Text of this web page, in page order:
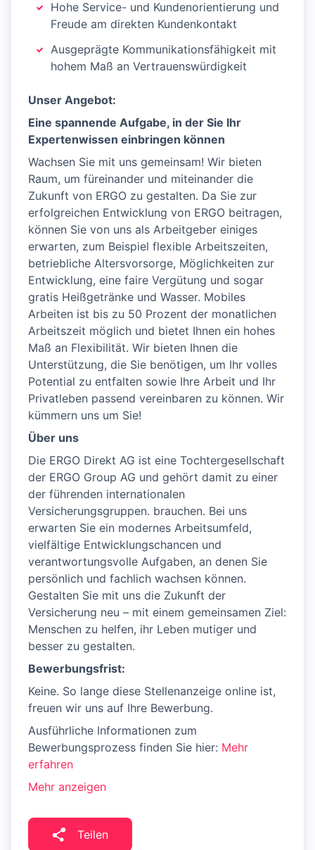
Hohe Service- und Kundenorientierung und
Freude am direkten Kundenkontakt
Ausgeprägte Kommunikationsfähigkeit mit
hohem Maß an Vertrauenswürdigkeit
Unser Angebot:
Eine spannende Aufgabe, in der Sie Ihr
Expertenwissen einbringen können
Wachsen Sie mit uns gemeinsam! Wir bieten
Raum, um füreinander und miteinander die
Zukunft von ERGO zu gestalten. Da Sie zur
erfolgreichen Entwicklung von ERGO beitragen,
können Sie von uns als Arbeitgeber einiges
erwarten, zum Beispiel flexible Arbeitszeiten,
betriebliche Altersvorsorge, Möglichkeiten zur
Entwicklung, eine faire Vergütung und sogar
gratis Heißgetränke und Wasser. Mobiles
Arbeiten ist bis zu 50 Prozent der monatlichen
Arbeitszeit möglich und bietet Ihnen ein hohes
Maß an Flexibilität. Wir bieten Ihnen die
Unterstützung, die Sie benötigen, um Ihr volles
Potential zu entfalten sowie Ihre Arbeit und Ihr
Privatleben passend vereinbaren zu können. Wir
kümmern uns um Sie!
Über uns
Die ERGO Direkt AG ist eine Tochtergesellschaft
der ERGO Group AG und gehört damit zu einer
der führenden internationalen
Versicherungsgruppen. brauchen. Bei uns
erwarten Sie ein modernes Arbeitsumfeld,
vielfältige Entwicklungschancen und
verantwortungsvolle Aufgaben, an denen Sie
persönlich und fachlich wachsen können.
Gestalten Sie mit uns die Zukunft der
Versicherung neu – mit einem gemeinsamen Ziel:
Menschen zu helfen, ihr Leben mutiger und
besser zu gestalten.
Bewerbungsfrist:
Keine. So lange diese Stellenanzeige online ist,
freuen wir uns auf Ihre Bewerbung.
Ausführliche Informationen zum
Bewerbungsprozess finden Sie hier: Mehr
erfahren
Mehr anzeigen
Teilen